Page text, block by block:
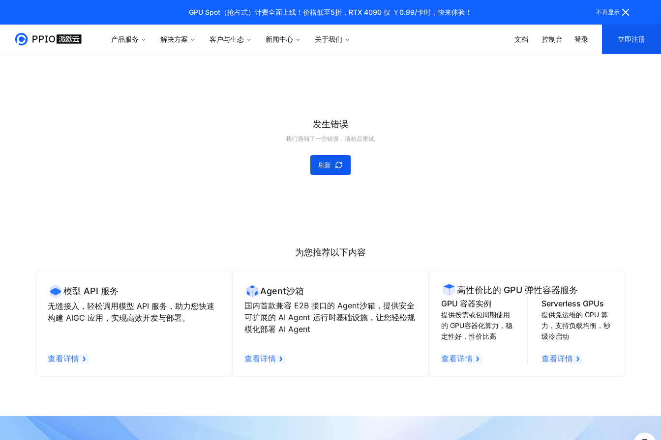
GPU Spot（抢占式）计费全面上线！价格低至5折，RTX 4090 仅 ￥0.99/卡时，快来体验！ 不再显示
产品服务 解决方案 客户与生态 新闻中心 关于我们 文档 控制台 登录 立即注册
发生错误
我们遇到了一些错误，请稍后重试.
刷新
为您推荐以下内容
模型 API 服务
无缝接入，轻松调用模型 API 服务，助力您快速
构建 AIGC 应用，实现高效开发与部署。
查看详情
Agent沙箱
国内首款兼容 E2B 接口的 Agent沙箱，提供安全
可扩展的 AI Agent 运行时基础设施，让您轻松规
模化部署 AI Agent
查看详情
高性价比的 GPU 弹性容器服务
GPU 容器实例
提供按需或包周期使用
的 GPU容器化算力，稳
定性好，性价比高
查看详情
Serverless GPUs
提供免运维的 GPU 算
力，支持负载均衡，秒
级冷启动
查看详情